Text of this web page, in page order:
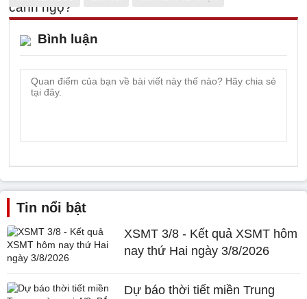
Bình luận
Tin nổi bật
XSMT 3/8 - Kết quả XSMT hôm
nay thứ Hai ngày 3/8/2026
Dự báo thời tiết miền Trung